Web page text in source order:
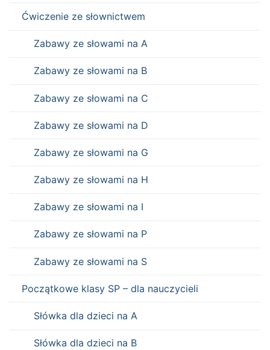
Ćwiczenie ze słownictwem
Zabawy ze słowami na A
Zabawy ze słowami na B
Zabawy ze słowami na C
Zabawy ze słowami na D
Zabawy ze słowami na G
Zabawy ze słowami na H
Zabawy ze słowami na I
Zabawy ze słowami na P
Zabawy ze słowami na S
Początkowe klasy SP – dla nauczycieli
Słówka dla dzieci na A
Słówka dla dzieci na B